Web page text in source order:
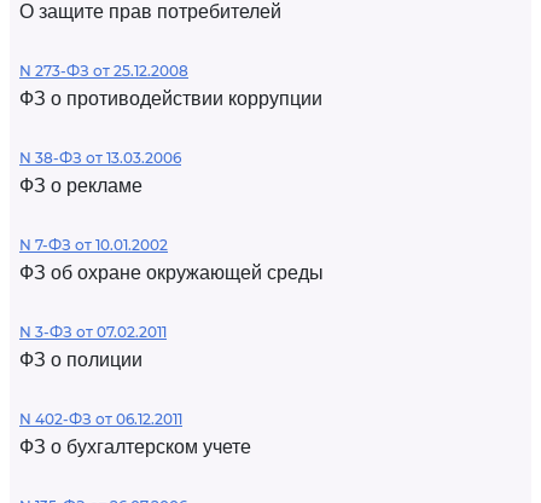
О защите прав потребителей
N 273-ФЗ от 25.12.2008
ФЗ о противодействии коррупции
N 38-ФЗ от 13.03.2006
ФЗ о рекламе
N 7-ФЗ от 10.01.2002
ФЗ об охране окружающей среды
N 3-ФЗ от 07.02.2011
ФЗ о полиции
N 402-ФЗ от 06.12.2011
ФЗ о бухгалтерском учете